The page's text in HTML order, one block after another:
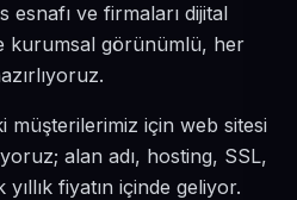
esnafı ve firmaları dijital
kurumsal görünümlü, her
müşterilerimiz için web sitesi
alan adı, hosting, SSL,
fiyatın içinde geliyor.